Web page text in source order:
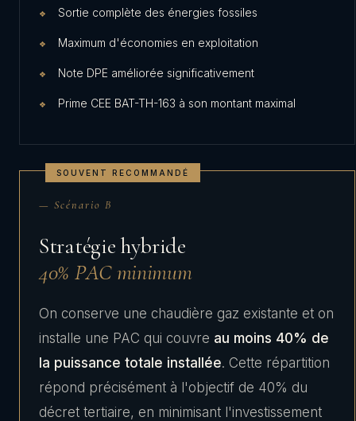
Sortie complète des énergies fossiles
Maximum d'économies en exploitation
Note DPE améliorée significativement
Prime CEE BAT-TH-163 à son montant maximal
SOUVENT RECOMMANDÉ
— Scénario B
Stratégie hybride
40% PAC minimum
On conserve une chaudière gaz existante et on
installe une PAC qui couvre au moins 40% de
la puissance totale installée. Cette répartition
répond précisément à l'objectif de 40% du
décret tertiaire, en minimisant l'investissement